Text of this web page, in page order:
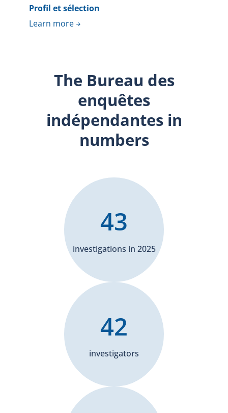
Profil et sélection
Learn more
The Bureau des
enquêtes
indépendantes in
numbers
investigations in 2025
43
investigators
42